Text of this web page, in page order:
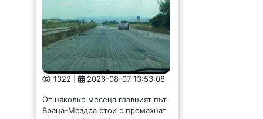
1322 | 2026-08-07 13:53:08
От няколко месеца главният път
Враца-Мездра стои с премахнат